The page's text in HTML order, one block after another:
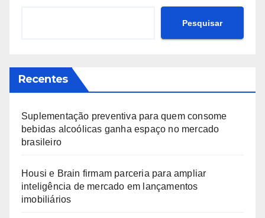
Pesquisar
Recentes
Suplementação preventiva para quem consome
bebidas alcoólicas ganha espaço no mercado
brasileiro
Housi e Brain firmam parceria para ampliar
inteligência de mercado em lançamentos
imobiliários